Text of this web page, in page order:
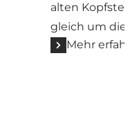
alten
gleich um die
Mehr